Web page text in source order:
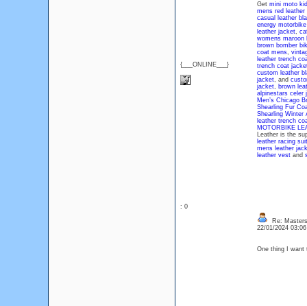
{___ONLINE___}
Get mini moto
mens red leather
casual leather
energy
leather jacket,
womens maroon
brown bomber
coat mens,
leather trench
trench coat
custom leather
jacket, and
jacket, brown
alpinestars celer
Men’s Chicago
Shearling Fur
Shearling Winter
leather trench
MOTORBIKE
Leather is the
leather racing suit
mens leather
leather vestand
: 0
Re:
22/01/2024
One thing I want